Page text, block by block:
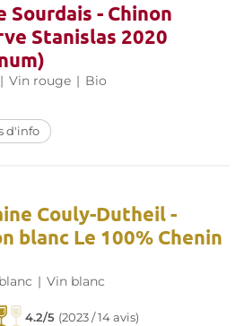
Sourdais - Chinon
Stanislas 2020
| Vin rouge | Bio
d'info
Couly-Dutheil -
blanc Le 100% Chenin
| Vin blanc
4.2/5 (2023 / 14 avis)